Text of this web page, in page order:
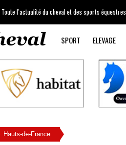
Toute l’actualité du cheval et des sports équestres
SPORT ELEVAGE
Hauts-de-France